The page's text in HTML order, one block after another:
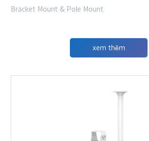
Bracket Mount & Pole Mount
xem thêm